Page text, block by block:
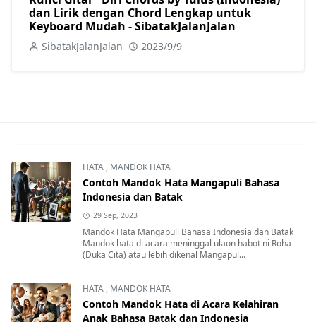
dan Lirik dengan Chord Lengkap untuk
Keyboard Mudah - SibatakJalanJalan
SibatakJalanJalan 2023/9/9
HATA , MANDOK HATA
Contoh Mandok Hata Mangapuli Bahasa
Indonesia dan Batak
29 Sep, 2023
Mandok Hata Mangapuli Bahasa Indonesia dan Batak
Mandok hata di acara meninggal ulaon habot ni Roha
(Duka Cita) atau lebih dikenal Mangapul...
HATA , MANDOK HATA
Contoh Mandok Hata di Acara Kelahiran
Anak Bahasa Batak dan Indonesia